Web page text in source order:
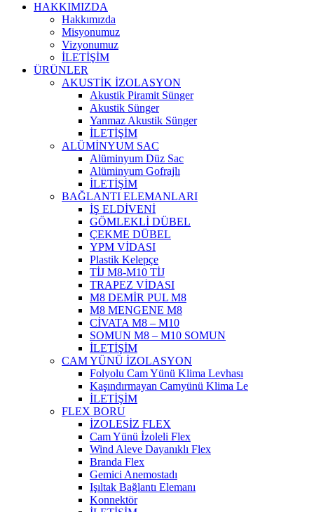
HAKKIMIZDA
Hakkımızda
Misyonumuz
Vizyonumuz
İLETİŞİM
ÜRÜNLER
AKUSTİK İZOLASYON
Akustik Piramit Sünger
Akustik Sünger
Yanmaz Akustik Sünger
İLETİŞİM
ALÜMİNYUM SAC
Alüminyum Düz Sac
Alüminyum Gofrajlı
İLETİŞİM
BAĞLANTI ELEMANLARI
İŞ ELDİVENİ
GÖMLEKLİ DÜBEL
ÇEKME DÜBEL
YPM VİDASI
Plastik Kelepçe
TİJ M8-M10 TİJ
TRAPEZ VİDASI
M8 DEMİR PUL M8
M8 MENGENE M8
CİVATA M8 – M10
SOMUN M8 – M10 SOMUN
İLETİŞİM
CAM YÜNÜ İZOLASYON
Folyolu Cam Yünü Klima Levhası
Kaşındırmayan Camyünü Klima Le
İLETİŞİM
FLEX BORU
İZOLESİZ FLEX
Cam Yünü İzoleli Flex
Wind Aleve Dayanıklı Flex
Branda Flex
Gemici Anemostadı
Işıltak Bağlantı Elemanı
Konnektör